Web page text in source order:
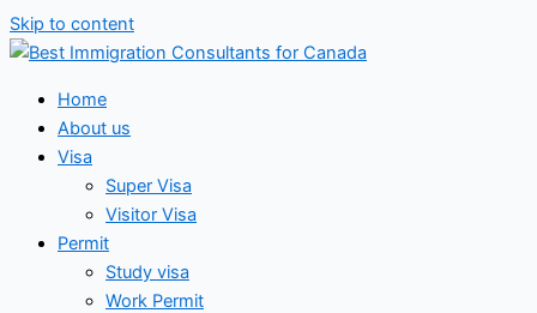
Skip to content
Home
About us
Visa
Super Visa
Visitor Visa
Permit
Study visa
Work Permit